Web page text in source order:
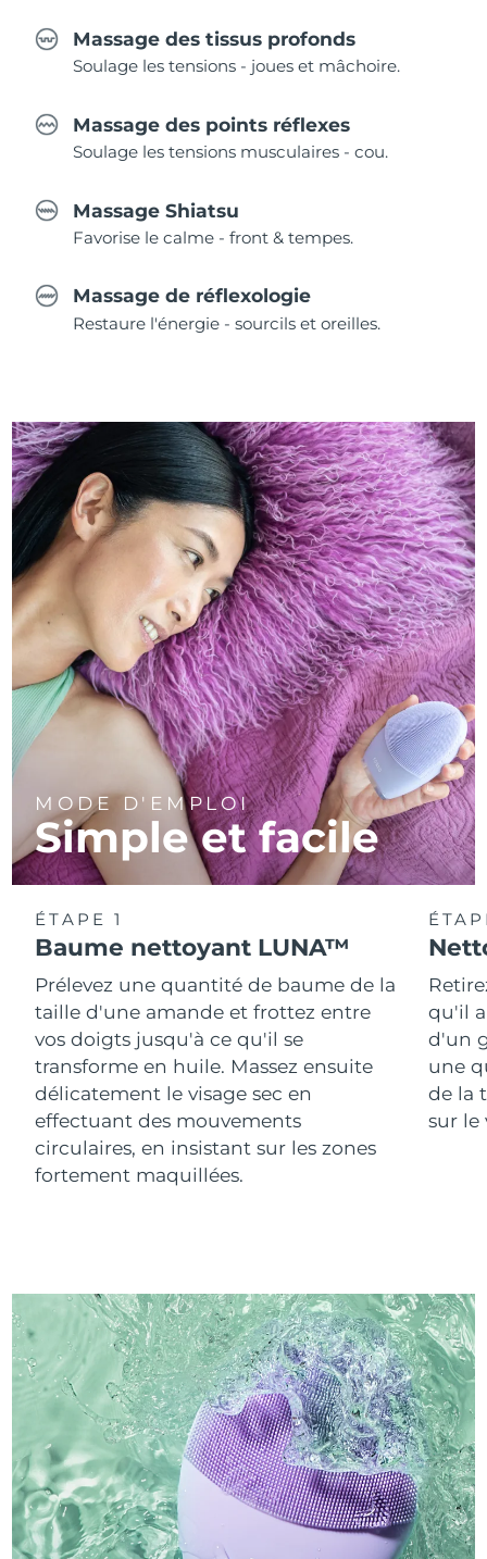
Massage des tissus profonds
Soulage les tensions - joues et mâchoire.
Massage des points réflexes
Soulage les tensions musculaires - cou.
Massage Shiatsu
Favorise le calme - front & tempes.
Massage de réflexologie
Restaure l'énergie - sourcils et oreilles.
MODE D'EMPLOI
Simple et facile
ÉTAPE 1
Baume nettoyant LUNA™
Prélevez une quantité de baume de la
taille d'une amande et frottez entre
vos doigts jusqu'à ce qu'il se
transforme en huile. Massez ensuite
délicatement le visage sec en
effectuant des mouvements
circulaires, en insistant sur les zones
fortement maquillées.
qu'il
d'un
une
de la
sur le